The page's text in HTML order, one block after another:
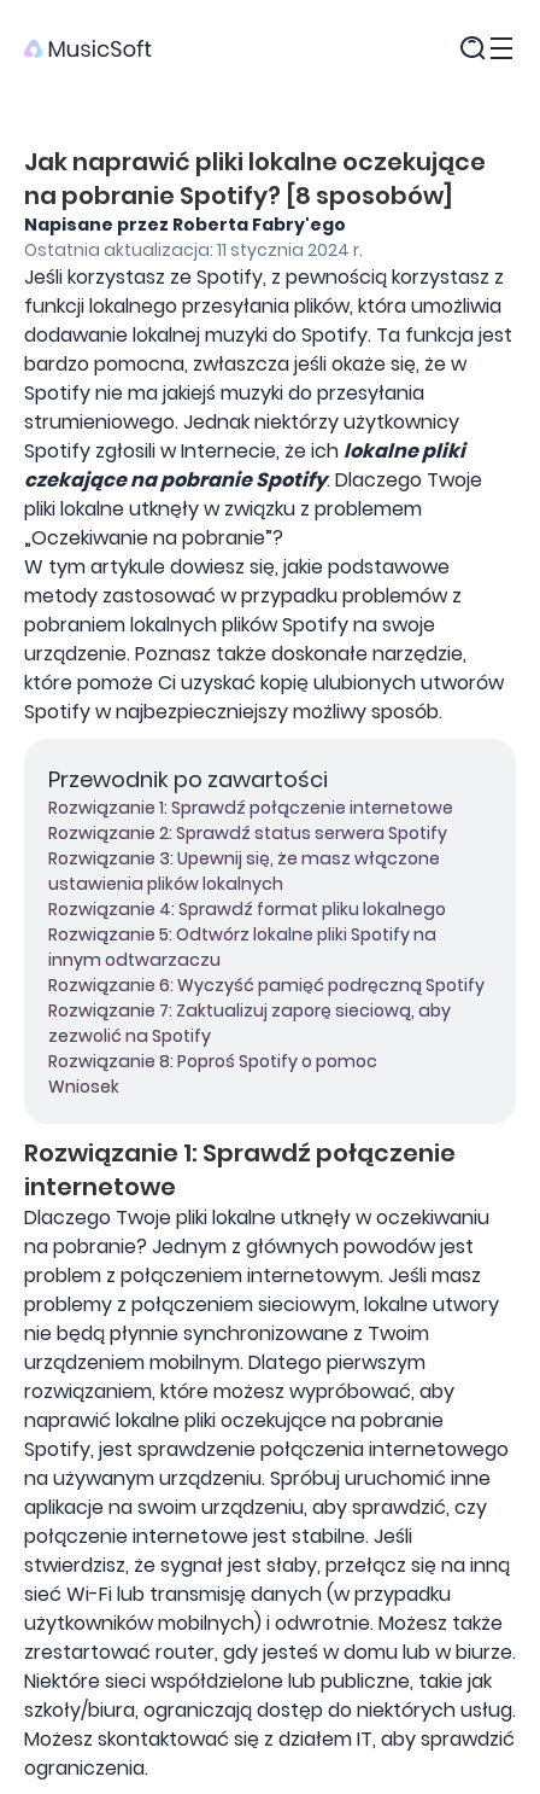
Jak naprawić pliki lokalne oczekujące
na pobranie Spotify? [8 sposobów]
Napisane przez Roberta Fabry'ego
Ostatnia aktualizacja: 11 stycznia 2024 r.
Jeśli korzystasz ze Spotify, z pewnością korzystasz z
funkcji lokalnego przesyłania plików, która umożliwia
dodawanie lokalnej muzyki do Spotify. Ta funkcja jest
bardzo pomocna, zwłaszcza jeśli okaże się, że w
Spotify nie ma jakiejś muzyki do przesyłania
strumieniowego. Jednak niektórzy użytkownicy
Spotify zgłosili w Internecie, że ich lokalne pliki
czekające na pobranie Spotify. Dlaczego Twoje
pliki lokalne utknęły w związku z problemem
„Oczekiwanie na pobranie”?
W tym artykule dowiesz się, jakie podstawowe
metody zastosować w przypadku problemów z
pobraniem lokalnych plików Spotify na swoje
urządzenie. Poznasz także doskonałe narzędzie,
które pomoże Ci uzyskać kopię ulubionych utworów
Spotify w najbezpieczniejszy możliwy sposób.
Przewodnik po zawartości
Rozwiązanie 1: Sprawdź połączenie internetowe
Rozwiązanie 2: Sprawdź status serwera Spotify
Rozwiązanie 3: Upewnij się, że masz włączone
ustawienia plików lokalnych
Rozwiązanie 4: Sprawdź format pliku lokalnego
Rozwiązanie 5: Odtwórz lokalne pliki Spotify na
innym odtwarzaczu
Rozwiązanie 6: Wyczyść pamięć podręczną Spotify
Rozwiązanie 7: Zaktualizuj zaporę sieciową, aby
zezwolić na Spotify
Rozwiązanie 8: Poproś Spotify o pomoc
Wniosek
Rozwiązanie 1: Sprawdź połączenie
internetowe
Dlaczego Twoje pliki lokalne utknęły w oczekiwaniu
na pobranie? Jednym z głównych powodów jest
problem z połączeniem internetowym. Jeśli masz
problemy z połączeniem sieciowym, lokalne utwory
nie będą płynnie synchronizowane z Twoim
urządzeniem mobilnym. Dlatego pierwszym
rozwiązaniem, które możesz wypróbować, aby
naprawić lokalne pliki oczekujące na pobranie
Spotify, jest sprawdzenie połączenia internetowego
na używanym urządzeniu. Spróbuj uruchomić inne
aplikacje na swoim urządzeniu, aby sprawdzić, czy
połączenie internetowe jest stabilne. Jeśli
stwierdzisz, że sygnał jest słaby, przełącz się na inną
sieć Wi-Fi lub transmisję danych (w przypadku
użytkowników mobilnych) i odwrotnie. Możesz także
zrestartować router, gdy jesteś w domu lub w biurze.
Niektóre sieci współdzielone lub publiczne, takie jak
szkoły/biura, ograniczają dostęp do niektórych usług.
Możesz skontaktować się z działem IT, aby sprawdzić
ograniczenia.